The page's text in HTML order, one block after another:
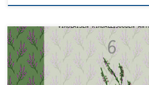
Viro-instituutti julkaisi tänä syksynä jo